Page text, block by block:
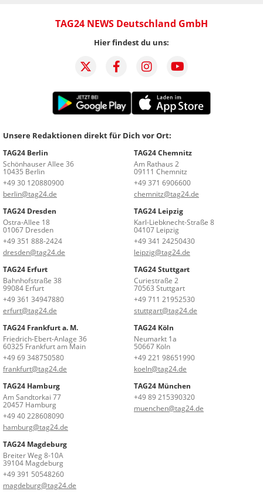
TAG24 NEWS Deutschland GmbH
Hier findest du uns:
Unsere Redaktionen direkt für Dich vor Ort:
TAG24 Berlin
Schönhauser Allee 36
10435 Berlin
+49 30 120880900
berlin@tag24.de
TAG24 Chemnitz
Am Rathaus 2
09111 Chemnitz
+49 371 6906600
chemnitz@tag24.de
TAG24 Dresden
Ostra-Allee 18
01067 Dresden
+49 351 888-2424
dresden@tag24.de
TAG24 Leipzig
Karl-Liebknecht-Straße 8
04107 Leipzig
+49 341 24250430
leipzig@tag24.de
TAG24 Erfurt
Bahnhofstraße 38
99084 Erfurt
+49 361 34947880
erfurt@tag24.de
TAG24 Stuttgart
Curiestraße 2
70563 Stuttgart
+49 711 21952530
stuttgart@tag24.de
TAG24 Frankfurt a. M.
Friedrich-Ebert-Anlage 36
60325 Frankfurt am Main
+49 69 348750580
frankfurt@tag24.de
TAG24 Köln
Neumarkt 1a
50667 Köln
+49 221 98651990
koeln@tag24.de
TAG24 Hamburg
Am Sandtorkai 77
20457 Hamburg
+49 40 228608090
hamburg@tag24.de
TAG24 München
+49 89 215390320
muenchen@tag24.de
TAG24 Magdeburg
Breiter Weg 8-10A
39104 Magdeburg
+49 391 50548260
magdeburg@tag24.de